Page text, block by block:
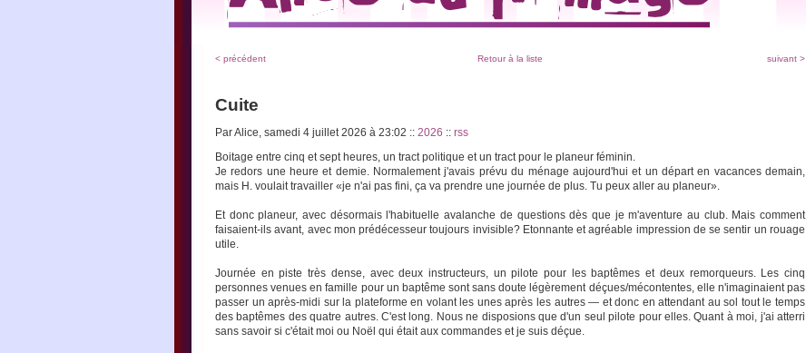
< précédent Retour à la liste suivant >
Cuite
Par Alice, samedi 4 juillet 2026 à 23:02 :: 2026 :: rss
Boitage entre cinq et sept heures, un tract politique et un tract pour le planeur féminin.
Je redors une heure et demie. Normalement j'avais prévu du ménage aujourd'hui et un départ en vacances demain,
mais H. voulait travailler «je n'ai pas fini, ça va prendre une journée de plus. Tu peux aller au planeur».
Et donc planeur, avec désormais l'habituelle avalanche de questions dès que je m'aventure au club. Mais comment
faisaient-ils avant, avec mon prédécesseur toujours invisible? Etonnante et agréable impression de se sentir un rouage
utile.
Journée en piste très dense, avec deux instructeurs, un pilote pour les baptêmes et deux remorqueurs. Les cinq
personnes venues en famille pour un baptême sont sans doute légèrement déçues/mécontentes, elle n'imaginaient pas
passer un après-midi sur la plateforme en volant les unes après les autres — et donc en attendant au sol tout le temps
des baptêmes des quatre autres. C'est long. Nous ne disposions que d'un seul pilote pour elles. Quant à moi, j'ai atterri
sans savoir si c'était moi ou Noël qui était aux commandes et je suis déçue.